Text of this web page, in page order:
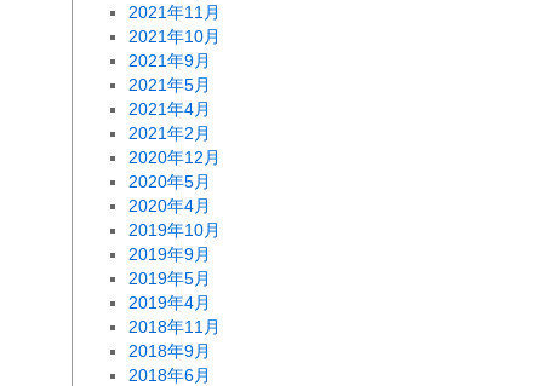
2021年11月
2021年10月
2021年9月
2021年5月
2021年4月
2021年2月
2020年12月
2020年5月
2020年4月
2019年10月
2019年9月
2019年5月
2019年4月
2018年11月
2018年9月
2018年6月